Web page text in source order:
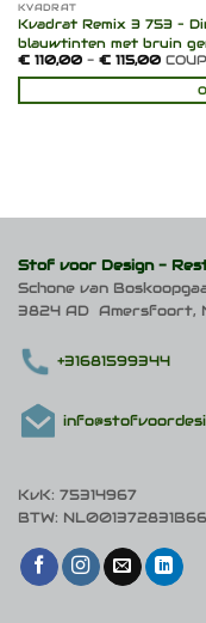
KVADRAT
Kvadrat Remix 3 753 –
blauwtinten met bruin
€110,00 - €115,00
tot
€
Deze
gekozen
worden
op
productpagina
Stof voor Design -
Schone van
3824 AD Amersfoort,
+31681599344
KvK: 75314967
BTW: NL001372831B66